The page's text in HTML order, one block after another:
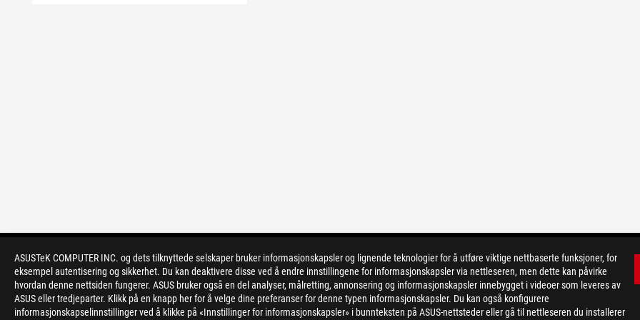
ASUSTeK COMPUTER INC. og dets tilknyttede selskaper bruker informasjonskapsler og lignende teknologier for å utføre viktige nettbaserte funksjoner, for
eksempel autentisering og sikkerhet. Du kan deaktivere disse ved å endre innstillingene for informasjonskapsler via nettleseren, men dette kan påvirke
hvordan denne nettsiden fungerer. ASUS bruker også en del analyser, målretting, annonsering og informasjonskapsler innebygget i videoer som leveres av
ASUS eller tredjeparter. Klikk på en knapp her for å velge dine preferanser for denne typen informasjonskapsler. Du kan også konfigurere
informasjonskapselinnstillinger ved å klikke på «Innstillinger for informasjonskapsler» i bunnteksten på ASUS-nettsteder eller gå til nettleseren du installerer
> GAMING MOTHERBOARDS > ROG RAMPAGE